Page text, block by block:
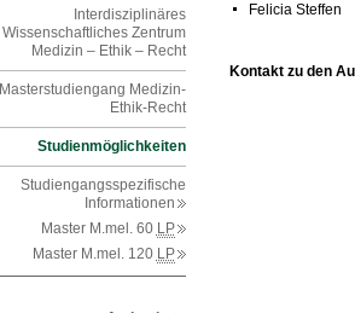
Interdisziplinäres
Wissenschaftliches Zentrum
Medizin – Ethik – Recht
Masterstudiengang Medizin-
Ethik-Recht
Studienmöglichkeiten
Studiengangsspezifische
Informationen
Master M.mel. 60 LP
Master M.mel. 120 LP
Felicia Steffen
Kontakt zu den